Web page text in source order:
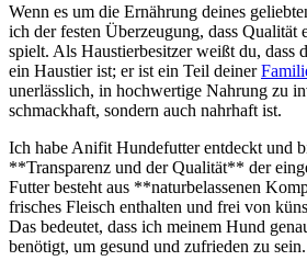
Wenn es um die Ernährung deines
ich der festen Überzeugung, dass Qualität⁢
spielt. Als Haustierbesitzer​ weißt du,‌ dass
ein Haustier‍ ist; ⁤er ist⁣ ein ⁢Teil deiner
unerlässlich, in hochwertige Nahrung⁢ zu
schmackhaft, sondern auch nahrhaft ​ist.
Ich habe Anifit Hundefutter entdeckt und
**Transparenz und der Qualität** der
Futter besteht aus **naturbelassenen
frisches Fleisch enthalten ‍und frei von
Das bedeutet,⁣ dass ich meinem‌ Hund
benötigt,⁢ um gesund und zufrieden zu ⁤sein.